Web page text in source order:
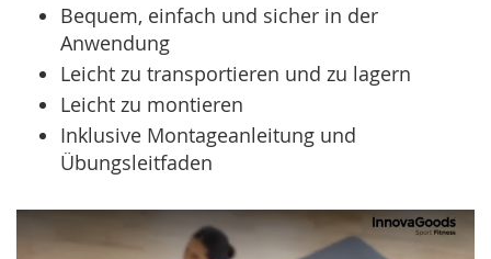
Bequem, einfach und sicher in der
Anwendung
Leicht zu transportieren und zu lagern
Leicht zu montieren
Inklusive Montageanleitung und
Übungsleitfaden